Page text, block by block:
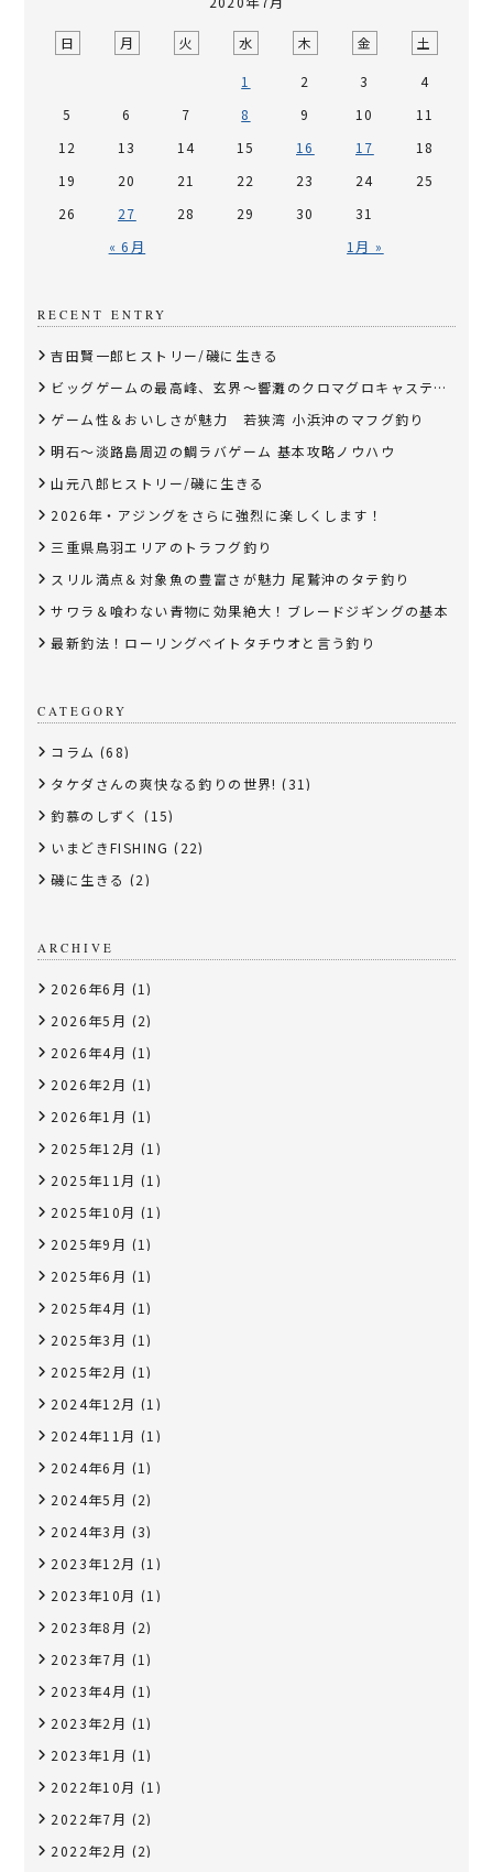
日 月 火 水 木 金 土
« 6月 1月 »
1 2 3
4
5
6 7 8 9 10
11
12
13 14 15 16 17
18
19
20 21 22 23 24
25
26
27 28 29 30 31
RECENT ENTRY
吉田賢一郎ヒストリー/磯に生きる
ビッグゲームの最高峰、玄界～響灘のクロマグロキャスティング
ゲーム性＆おいしさが魅力 若狭湾 小浜沖のマフグ釣り
明石～淡路島周辺の鯛ラバゲーム 基本攻略ノウハウ
山元八郎ヒストリー/磯に生きる
2026年・アジングをさらに強烈に楽しくします！
三重県鳥羽エリアのトラフグ釣り
スリル満点＆対象魚の豊富さが魅力 尾鷲沖のタテ釣り
サワラ＆喰わない青物に効果絶大！ブレードジギングの基本
最新釣法！ローリングベイトタチウオと言う釣り
CATEGORY
コラム (68)
タケダさんの爽快なる釣りの世界! (31)
釣慕のしずく (15)
いまどきFISHING (22)
磯に生きる (2)
ARCHIVE
2026年6月 (1)
2026年5月 (2)
2026年4月 (1)
2026年2月 (1)
2026年1月 (1)
2025年12月 (1)
2025年11月 (1)
2025年10月 (1)
2025年9月 (1)
2025年6月 (1)
2025年4月 (1)
2025年3月 (1)
2025年2月 (1)
2024年12月 (1)
2024年11月 (1)
2024年6月 (1)
2024年5月 (2)
2024年3月 (3)
2023年12月 (1)
2023年10月 (1)
2023年8月 (2)
2023年7月 (1)
2023年4月 (1)
2023年2月 (1)
2023年1月 (1)
2022年10月 (1)
2022年7月 (2)
2022年2月 (2)